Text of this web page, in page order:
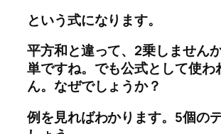
という式になります。
平方和と違って、2乗しません
単ですね。でも公式として使わ
ん。なぜでしょうか？
例を見ればわかります。5個の